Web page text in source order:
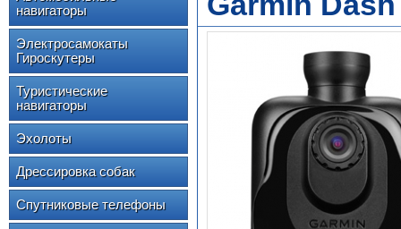
навигаторы
Электросамокаты
Гироскутеры
Туристические
навигаторы
Эхолоты
Дрессировка собак
Спутниковые телефоны